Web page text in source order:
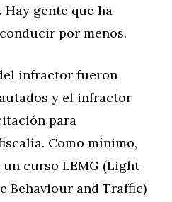
gente que ha
por menos.
infractor fueron
y el infractor
para
Como mínimo,
curso LEMG (Light
Behaviour and Traffic)